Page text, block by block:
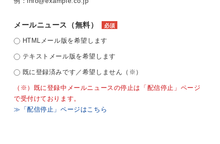
メールニュース（無料） 必須
HTMLメール版を希望します
テキストメール版を希望します
既に登録済みです／希望しません（※）
（※）既に登録中メールニュースの停止は「配信停止」ページ
で受付けております。
≫「配信停止」ページはこちら